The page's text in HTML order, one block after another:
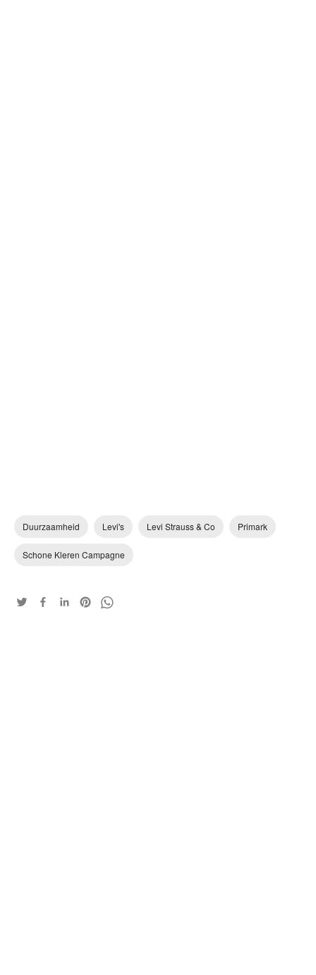
Duurzaamheid Levi's Levi Strauss & Co Primark
Schone Kleren Campagne